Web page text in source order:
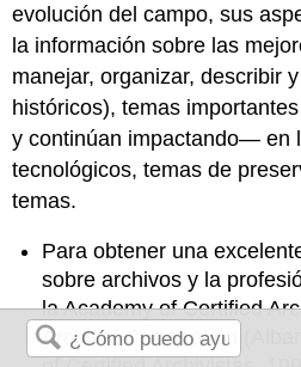
evolución del campo, sus
la información sobre las
manejar, organizar, describir
históricos), temas
y continúan impactando— en
tecnológicos, temas de
temas.
Para obtener una
sobre archivos y la
la Academy of Certified
Archival Certification